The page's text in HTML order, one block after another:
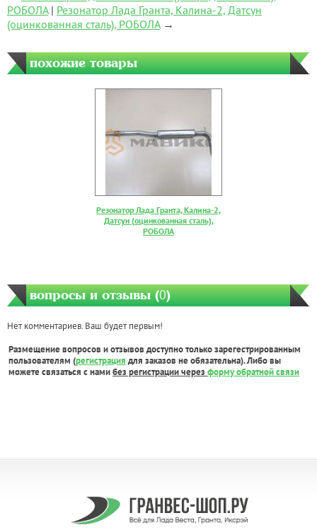
РОБОЛА| Резонатор Лада Гранта, Калина-2, Датсун
(оцинкованная сталь), РОБОЛА→
похожие товары
Резонатор Лада Гранта, Калина-2,
Датсун (оцинкованная сталь),
РОБОЛА
вопросы и отзывы (0)
Нет комментариев. Ваш будет первым!
Размещение вопросов и отзывов доступно только зарегестрированным
пользователям (регистрация для заказов не обязательна). Либо вы
можете связаться с намибез регистрации через форму обратной связи